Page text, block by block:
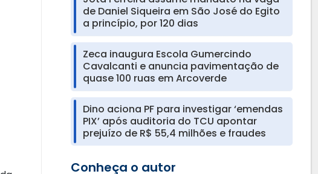
de Daniel Siqueira em São José do Egito
a princípio, por 120 dias
Zeca inaugura Escola Gumercindo
Cavalcanti e anuncia pavimentação de
quase 100 ruas em Arcoverde
Dino aciona PF para investigar ‘emendas
PIX’ após auditoria do TCU apontar
prejuízo de R$ 55,4 milhões e fraudes
Conheça o autor